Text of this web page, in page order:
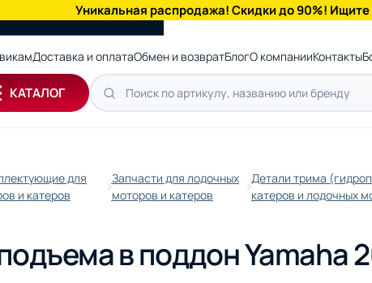
Уникальная распродажа! Скидки до 90%!
Доставка и оплатаОбмен и возвратБлогО компанииКонтакты
КАТАЛОГ
для
и катеров
Запчасти для лодочных
моторов и катеров
Детали трима
катеров и лодочных
в поддон Yamaha